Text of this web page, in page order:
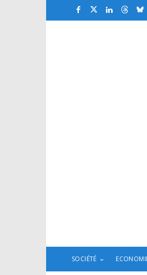
SOCIÉTÉ